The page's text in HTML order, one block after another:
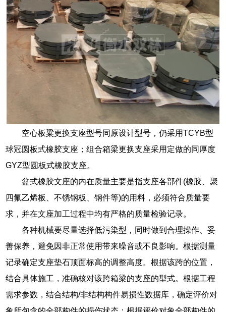
空心板粱更换支座型号同原设计型号，仍采用TCYB型
球冠圆板式橡胶支座；组合箱梁更换支座采用定做的同厚度
GYZ型圆板式橡胶支座。
盆式橡胶文座的内在质量主要是指支座各部件(橡胶、聚
四氟乙烯板、不锈钢板、钢件等)的用料，必须符合质量要
求，并在文座加工过程中均有严格的质量检验记录。
各种机械要尽量选择低污染型，同时做到合理操作、妥
善保养，避免因非正常使用带来噪音或不良影响。根据测量
记录确定支座垫石顶面标高的调整高度。根据该跨的位置，
结合具体施工，准确核对该跨箱梁的支座的型式。根据工程
需求参数，结合结构/非结构构件易损性数据库，确定评价对